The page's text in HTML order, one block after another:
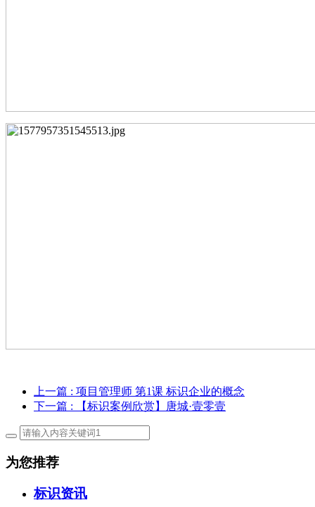
上一篇 : 项目管理师 第1课 标识企业的概念
下一篇 : 【标识案例欣赏】唐城·壹零壹
为您推荐
标识资讯